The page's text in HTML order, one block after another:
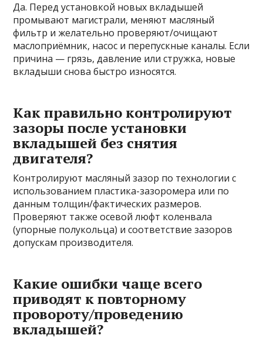
Да. Перед установкой новых вкладышей
промывают магистрали, меняют масляный
фильтр и желательно проверяют/очищают
маслоприёмник, насос и перепускные каналы. Если
причина — грязь, давление или стружка, новые
вкладыши снова быстро износятся.
Как правильно контролируют
зазоры после установки
вкладышей без снятия
двигателя?
Контролируют масляный зазор по технологии с
использованием пластика-зазоромера или по
данным толщин/фактических размеров.
Проверяют также осевой люфт коленвала
(упорные полукольца) и соответствие зазоров
допускам производителя.
Какие ошибки чаще всего
приводят к повторному
провороту/проведению
вкладышей?